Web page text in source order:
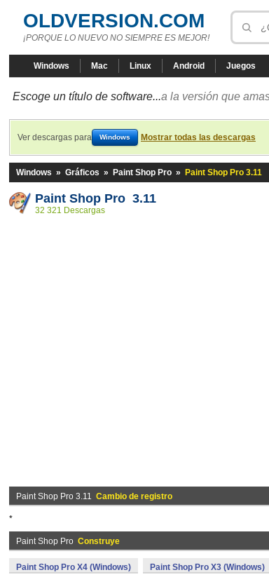
OLDVERSION.COM
¡PORQUE LO NUEVO NO SIEMPRE ES MEJOR!
Windows Mac Linux Android Juegos
Escoge un título de software...a la versión que
Ver descargas para Windows Mostrar todas las descargas
Windows » Gráficos » Paint Shop Pro » Paint Shop Pro 3.11
Paint Shop Pro 3.11
32 321 Descargas
Paint Shop Pro 3.11 Cambio de registro
*
Paint Shop Pro Construye
Paint Shop Pro X4 (Windows) Paint Shop Pro X3 (Windows)